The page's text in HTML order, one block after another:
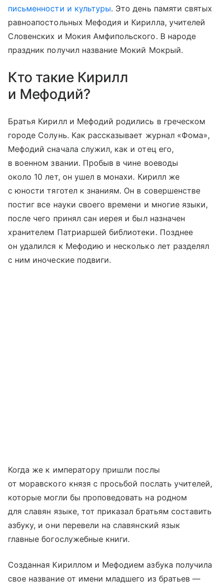
письменности и культуры. Это день памяти святых
равноапостольных Мефодия и Кирилла, учителей
Словенских и Мокия Амфипольского. В народе
праздник получил название Мокий Мокрый.
Кто такие Кирилл
и Мефодий?
Братья Кирилл и Мефодий родились в греческом
городе Солунь. Как рассказывает журнал «Фома»,
Мефодий сначала служил, как и отец его,
в военном звании. Пробыв в чине воеводы
около 10 лет, он ушел в монахи. Кирилл же
с юности тяготел к знаниям. Он в совершенстве
постиг все науки своего времени и многие языки,
после чего принял сан иерея и был назначен
хранителем Патриаршей библиотеки. Позднее
он удалился к Мефодию и несколько лет разделял
с ним иноческие подвиги.
Когда же к императору пришли послы
от моравского князя с просьбой послать учителей,
которые могли бы проповедовать на родном
для славян языке, тот приказал братьям составить
азбуку, и они перевели на славянский язык
главные богослужебные книги.
Созданная Кириллом и Мефодием азбука получила
свое название от имени младшего из братьев —